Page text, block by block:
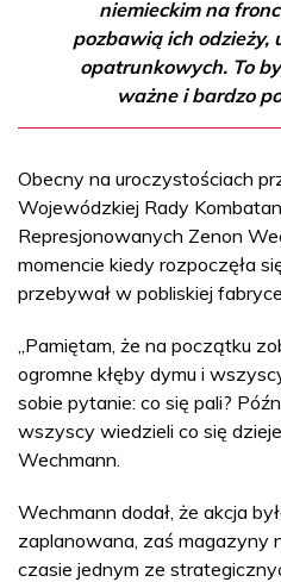
niemieckim na
pozbawią ich odzieży,
opatrunkowych. To
ważne i bardzo
Obecny na uroczystościach
Wojewódzkiej Rady
Represjonowanych Zenon
momencie kiedy rozpoczęła
przebywał w pobliskiej
„Pamiętam, że na początku
ogromne kłęby dymu i
sobie pytanie: co się pali?
wszyscy wiedzieli co się
Wechmann.
Wechmann dodał, że akcja
zaplanowana, zaś magazyny
czasie jednym ze